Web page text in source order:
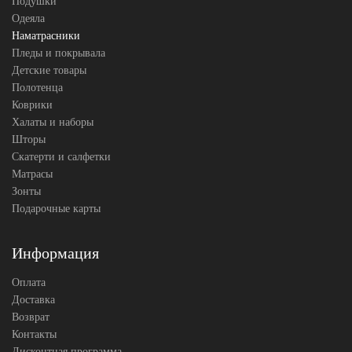
Одеяла
Наматрасники
Пледы и покрывала
Детские товары
Полотенца
Коврики
Халаты и наборы
Шторы
Скатерти и салфетки
Матрасы
Зонты
Подарочные карты
Информация
Оплата
Доставка
Возврат
Контакты